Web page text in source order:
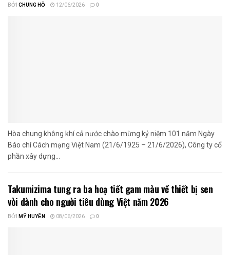
BỞI CHUNG HỒ 12/06/2026 0
Hòa chung không khí cả nước chào mừng kỷ niệm 101 năm Ngày
Báo chí Cách mạng Việt Nam (21/6/1925 – 21/6/2026), Công ty cổ
phần xây dựng...
Takumizima tung ra ba hoạ tiết gam màu về thiết bị sen
vòi dành cho người tiêu dùng Việt năm 2026
BỞI MỸ HUYỀN 08/06/2026 0